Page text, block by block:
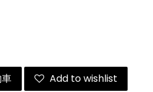
Add to wishlist